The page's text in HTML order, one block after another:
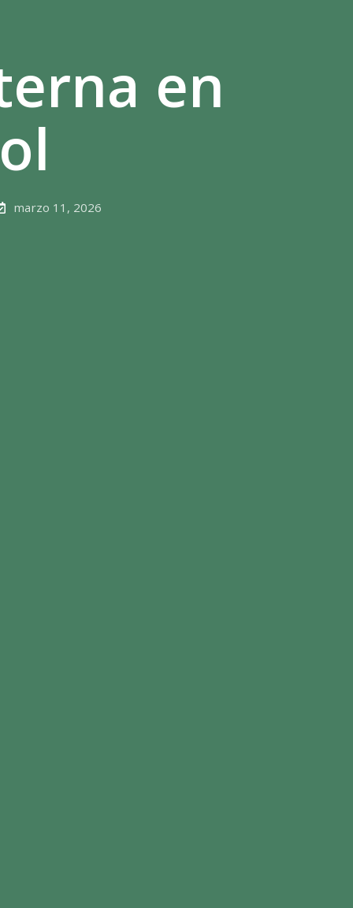
en
marzo 11, 2026